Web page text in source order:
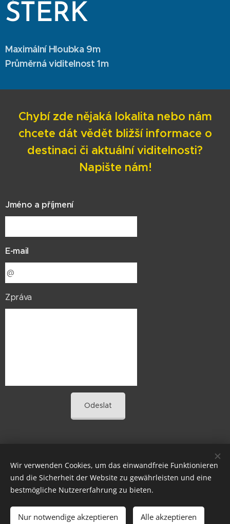
ŠTĚRK
Maximální Hloubka 9m
Průměrná viditelnost 1m
Chybí zde nějaká lokalita nebo nám
chcete dát vědět bližší informace o
destinaci či aktuální viditelnosti?
Napište nám!
Jméno a příjmení
E-mail
Zpráva
Odeslat
EUROPEAN DIVING SCHOOL®
©
Cookies
Sprachen
Čeština
English Deutsch
Wir verwenden Cookies, um das einwandfreie Funktionieren
und die Sicherheit der Website zu gewährleisten und eine
bestmögliche Nutzererfahrung zu bieten.
Nur notwendige akzeptieren Alle akzeptieren